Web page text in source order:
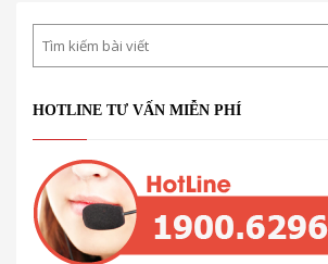
HOTLINE TƯ VẤN MIỄN PHÍ